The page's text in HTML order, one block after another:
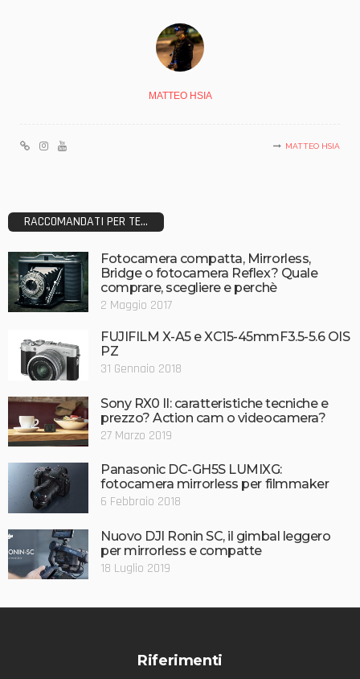
MATTEO HSIA
MATTEO HSIA
RACCOMANDATI PER TE...
Fotocamera compatta, Mirrorless,
Bridge o fotocamera Reflex? Quale
comprare, scegliere e perchè
2 Maggio 2017
FUJIFILM X-A5 e XC15-45mmF3.5-5.6 OIS
PZ
31 Gennaio 2018
Sony RX0 II: caratteristiche tecniche e
prezzo? Action cam o videocamera?
27 Marzo 2019
Panasonic DC-GH5S LUMIXG:
fotocamera mirrorless per filmmaker
6 Febbraio 2018
Nuovo DJI Ronin SC, il gimbal leggero
per mirrorless e compatte
18 Luglio 2019
Riferimenti